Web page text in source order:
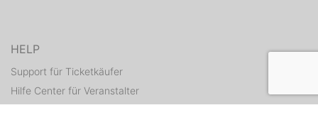
HELP
Support für Ticketkäufer
Hilfe Center für Veranstalter